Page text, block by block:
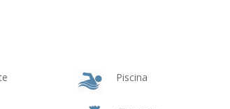
Piscina